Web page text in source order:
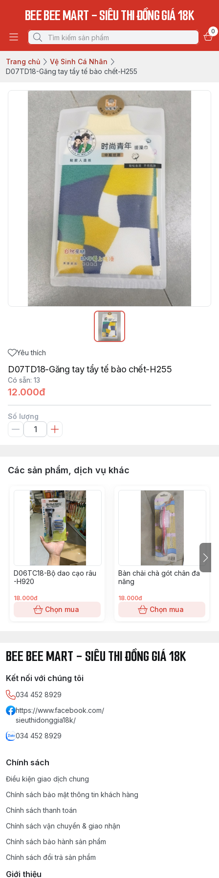
BEE BEE MART - SIÊU THI ĐỒNG GIÁ 18K
0
Trang chủ
Vệ Sinh Cá Nhân
D07TD18-Găng tay tẩy tế bào chết-H255
Yêu thích
D07TD18-Găng tay tẩy tế bào chết-H255
Có sẵn: 13
12.000đ
Số lượng
Các sản phẩm, dịch vụ khác
D06TC18-Bộ dao cạo râu
-H920
18.000đ
Chọn mua
Bàn chải chà gót chân đa
năng
18.000đ
Chọn mua
BEE BEE MART - SIÊU THI ĐỒNG GIÁ 18K
Kết nối với chúng tôi
034 452 8929
https://www.facebook.com/
sieuthidonggia18k/
034 452 8929
Chính sách
Điều kiện giao dịch chung
Chính sách bảo mật thông tin khách hàng
Chính sách thanh toán
Chính sách vận chuyển & giao nhận
Chính sách bảo hành sản phẩm
Chính sách đổi trả sản phẩm
Giới thiệu